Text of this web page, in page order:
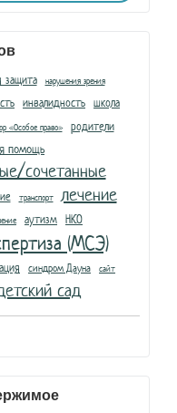
защита нарушения зрения
инвалидность школа
«Особое право»
родители
помощь
сочетанные
транспорт лечение
аутизм НКО
(МСЭ)
синдром Дауна сайт
сад